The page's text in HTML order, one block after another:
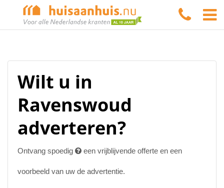
Wilt u in
Ravenswoud
adverteren?
Ontvang spoedig een vrijblijvende offerte en een
voorbeeld van uw de advertentie.